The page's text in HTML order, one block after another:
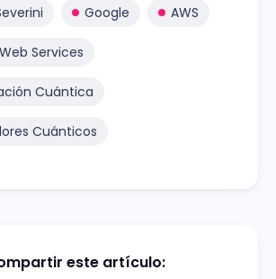
Google AWS
Services
Cuántica
Cuánticos
este artículo: